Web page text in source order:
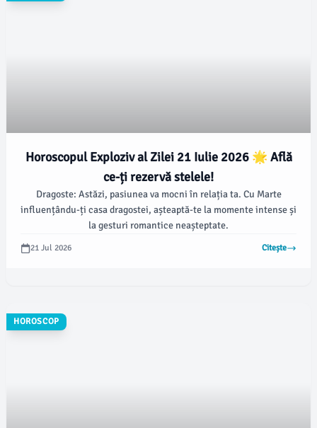
Horoscopul Exploziv al Zilei 21 Iulie 2026 🌟 Află
ce-ți rezervă stelele!
Dragoste: Astăzi, pasiunea va mocni în relația ta. Cu Marte
influențându-ți casa dragostei, așteaptă-te la momente intense și
la gesturi romantice neașteptate.
21 Jul 2026 Citește
HOROSCOP